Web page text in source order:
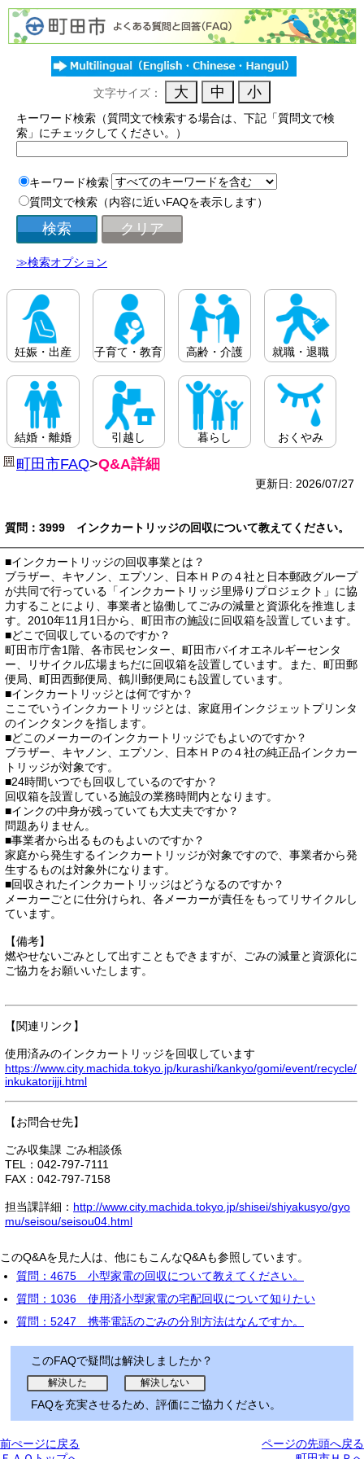
文字サイズ：
キーワード検索（質問文で検索する場合は、下記「質問文で検
索」にチェックしてください。）
キーワード検索
質問文で検索（内容に近いFAQを表示します）
≫検索オプション
妊娠・出産 子育て・教育 高齢・介護 就職・退職
結婚・離婚 引越し 暮らし おくやみ
町田市FAQ>Q&A詳細
更新日: 2026/07/27
質問：3999 インクカートリッジの回収について教えてください。
■インクカートリッジの回収事業とは？
ブラザー、キヤノン、エプソン、日本ＨＰの４社と日本郵政グループ
が共同で行っている「インクカートリッジ里帰りプロジェクト」に協
力することにより、事業者と協働してごみの減量と資源化を推進しま
す。2010年11月1日から、町田市の施設に回収箱を設置しています。
■どこで回収しているのですか？
町田市庁舎1階、各市民センター、町田市バイオエネルギーセンタ
ー、リサイクル広場まちだに回収箱を設置しています。また、町田郵
便局、町田西郵便局、鶴川郵便局にも設置しています。
■インクカートリッジとは何ですか？
ここでいうインクカートリッジとは、家庭用インクジェットプリンタ
のインクタンクを指します。
■どこのメーカーのインクカートリッジでもよいのですか？
ブラザー、キヤノン、エプソン、日本ＨＰの４社の純正品インクカー
トリッジが対象です。
■24時間いつでも回収しているのですか？
回収箱を設置している施設の業務時間内となります。
■インクの中身が残っていても大丈夫ですか？
問題ありません。
■事業者から出るものもよいのですか？
家庭から発生するインクカートリッジが対象ですので、事業者から発
生するものは対象外になります。
■回収されたインクカートリッジはどうなるのですか？
メーカーごとに仕分けられ、各メーカーが責任をもってリサイクルし
ています。
【備考】
燃やせないごみとして出すこともできますが、ごみの減量と資源化に
ご協力をお願いいたします。
【関連リンク】
使用済みのインクカートリッジを回収しています
https://www.city.machida.tokyo.jp/kurashi/kankyo/gomi/event/recycle/
inkukatorijji.html
【お問合せ先】
ごみ収集課 ごみ相談係
TEL：042-797-7111
FAX：042-797-7158
担当課詳細： http://www.city.machida.tokyo.jp/shisei/shiyakusyo/gyo
mu/seisou/seisou04.html
このQ&Aを見た人は、他にもこんなQ&Aも参照しています。
質問：4675 小型家電の回収について教えてください。
質問：1036 使用済小型家電の宅配回収について知りたい
質問：5247 携帯電話のごみの分別方法はなんですか。
このFAQで疑問は解決しましたか？
FAQを充実させるため、評価にご協力ください。
前ぺージに戻る
ページの先頭へ戻る